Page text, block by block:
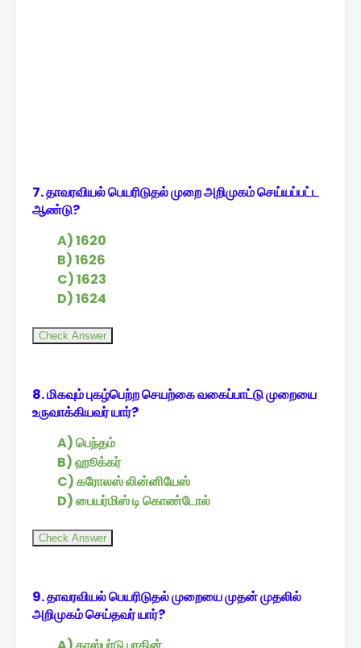
7. தாவரவியல் பெயரிடுதல் முறை அறிமுகம் செய்யப்பட்ட
ஆண்டு?
A) 1620
B) 1626
C) 1623
D) 1624
Check Answer
8. மிகவும் புகழ்பெற்ற செயற்கை வகைப்பாட்டு முறையை
உருவாக்கியவர் யார்?
A) பெந்தம்
B) ஹூக்கர்
C) கரோலஸ் லின்னியேஸ்
D) பையர்மிஸ் டி கொண்டோல்
Check Answer
9. தாவரவியல் பெயரிடுதல் முறையை முதன் முதலில்
அறிமுகம் செய்தவர் யார்?